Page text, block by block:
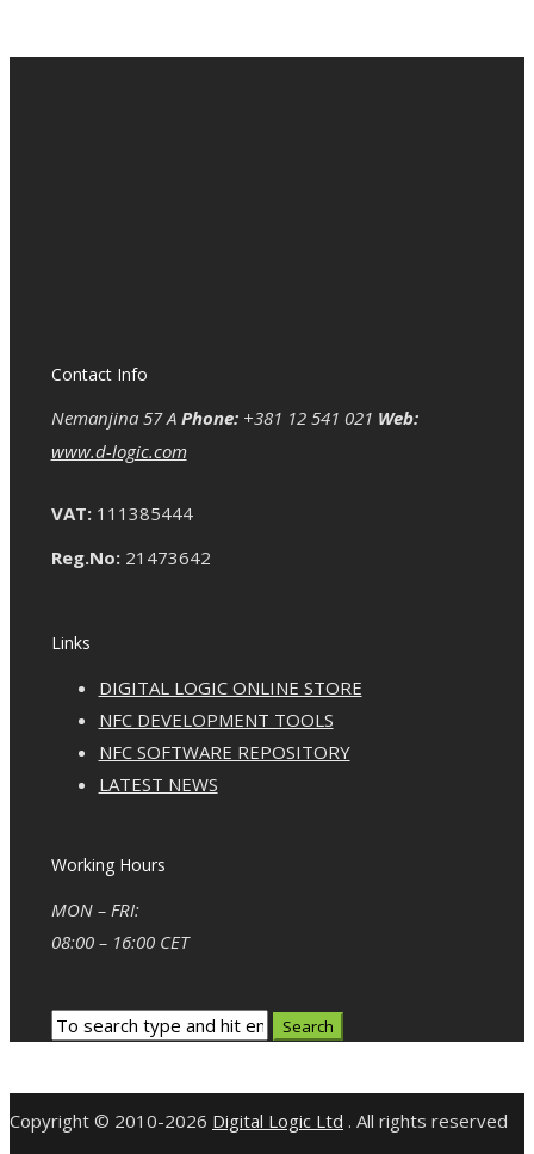
Contact Info
Nemanjina 57 A Phone:+381 12 541 021 Web:
www.d-logic.com
VAT:111385444
Reg.No:21473642
Links
DIGITAL LOGIC ONLINE STORE
NFC DEVELOPMENT TOOLS
NFC SOFTWARE REPOSITORY
LATEST NEWS
Working Hours
MON – FRI:
08:00 – 16:00 CET
Copyright © 2010-2026 Digital Logic Ltd . All rights reserved